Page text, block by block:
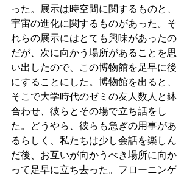
った。展示は時空間に関するものと、
宇宙の進化に関するものがあった。そ
れらの展示にはとても興味があったの
だが、次に向かう場所があることを思
い出したので、この博物館を足早に後
にすることにした。博物館を出ると、
そこで大学時代のゼミの友人数人と鉢
合わせ、彼らとその場で立ち話をし
た。どうやら、彼らも急ぎの用事があ
るらしく、私たちは少し会話を楽しん
だ後、お互いが向かうべき場所に向か
って足早に立ち去った。フローニンゲ